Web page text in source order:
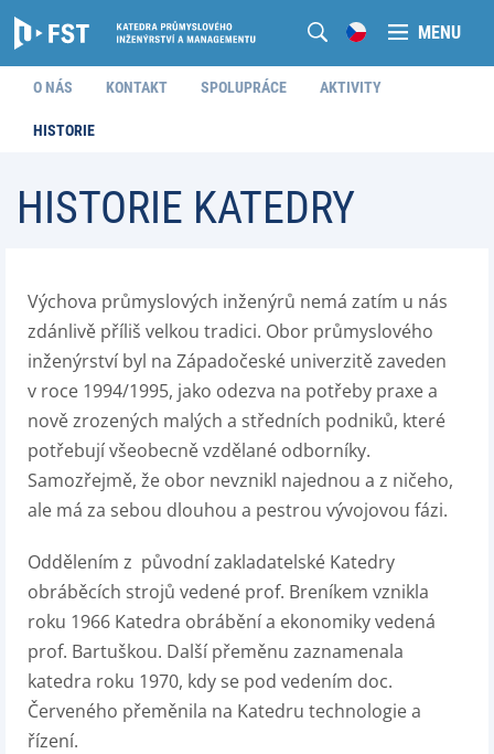
MENU
O NÁS KONTAKT SPOLUPRÁCE AKTIVITY
HISTORIE
HISTORIE KATEDRY
Výchova průmyslových inženýrů nemá zatím u nás
zdánlivě příliš velkou tradici. Obor průmyslového
inženýrství byl na Západočeské univerzitě zaveden
v roce 1994/1995, jako odezva na potřeby praxe a
nově zrozených malých a středních podniků, které
potřebují všeobecně vzdělané odborníky.
Samozřejmě, že obor nevznikl najednou a z ničeho,
ale má za sebou dlouhou a pestrou vývojovou fázi.
Oddělením z původní zakladatelské Katedry
obráběcích strojů vedené prof. Breníkem vznikla
roku 1966 Katedra obrábění a ekonomiky vedená
prof. Bartuškou. Další přeměnu zaznamenala
katedra roku 1970, kdy se pod vedením doc.
Červeného přeměnila na Katedru technologie a
řízení.